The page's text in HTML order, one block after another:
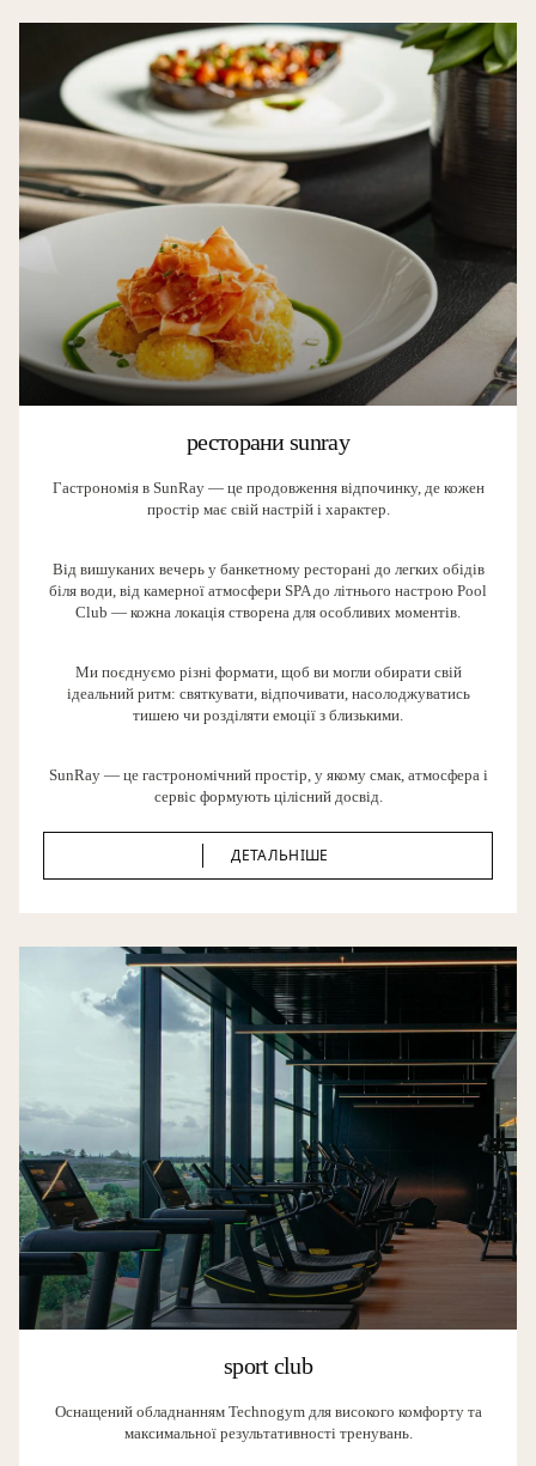
ресторани sunray
Гастрономія в SunRay — це продовження відпочинку, де кожен
простір має свій настрій і характер.
Від вишуканих вечерь у банкетному ресторані до легких обідів
біля води, від камерної атмосфери SPA до літнього настрою Pool
Club — кожна локація створена для особливих моментів.
Ми поєднуємо різні формати, щоб ви могли обирати свій
ідеальний ритм: святкувати, відпочивати, насолоджуватись
тишею чи розділяти емоції з близькими.
SunRay — це гастрономічний простір, у якому смак, атмосфера і
сервіс формують цілісний досвід.
ДЕТАЛЬНІШЕ
ДЕТАЛЬНІШЕ
sport club
Оснащений обладнанням Technogym для високого комфорту та
максимальної результативності тренувань.